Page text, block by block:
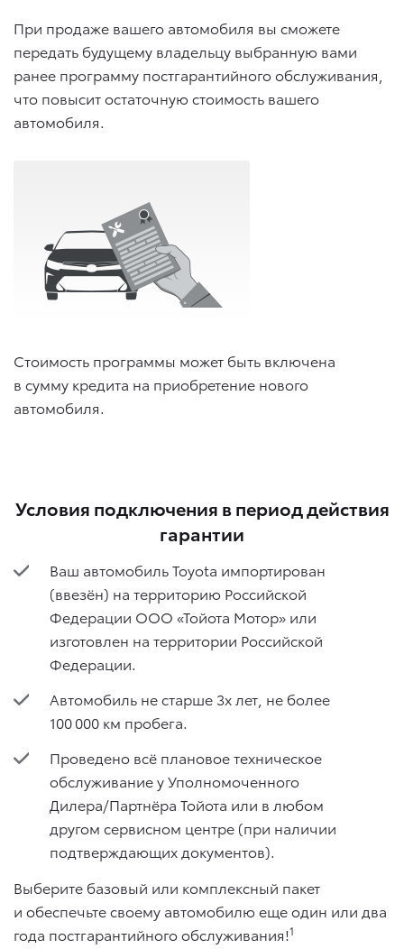
При продаже вашего автомобиля вы сможете
передать будущему владельцу выбранную вами
ранее программу постгарантийного обслуживания,
что повысит остаточную стоимость вашего
автомобиля.
Стоимость программы может быть включена
в сумму кредита на приобретение нового
автомобиля.
Условия подключения в период действия
гарантии
Ваш автомобиль Toyota импортирован
(ввезён) на территорию Российской
Федерации ООО «Тойота Мотор» или
изготовлен на территории Российской
Федерации.
Автомобиль не старше 3х лет, не более
100 000 км пробега.
Проведено всё плановое техническое
обслуживание у Уполномоченного
Дилера/Партнёра Тойота или в любом
другом сервисном центре (при наличии
подтверждающих документов).
Выберите базовый или комплексный пакет
и обеспечьте своему автомобилю еще один или два
года постгарантийного обслуживания!1